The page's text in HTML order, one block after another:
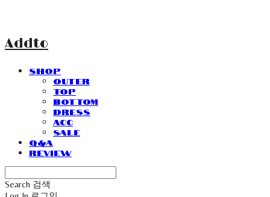
Addto
SHOP
Outer
Top
Bottom
Dress
Acc
Sale
Q&A
Review
Search 검색